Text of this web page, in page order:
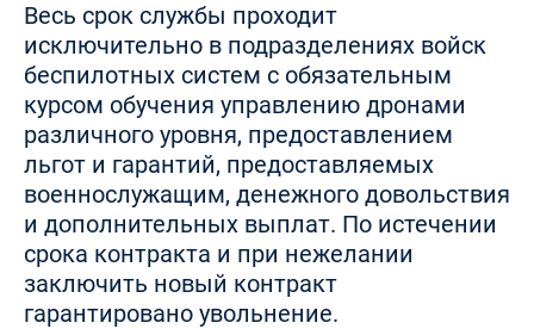
Весь срок службы проходит
исключительно в подразделениях войск
беспилотных систем с обязательным
курсом обучения управлению дронами
различного уровня, предоставлением
льгот и гарантий, предоставляемых
военнослужащим, денежного довольствия
и дополнительных выплат. По истечении
срока контракта и при нежелании
заключить новый контракт
гарантировано увольнение.